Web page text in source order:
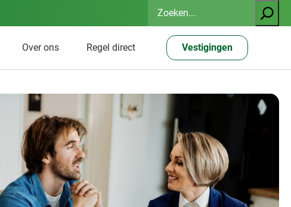
Zoeken
Over ons Regel direct Vestigingen